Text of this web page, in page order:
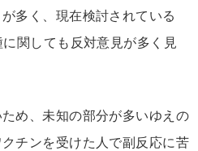
多く、現在検討されている
関しても反対意見が多く見
め、未知の部分が多いゆえの
チンを受けた人で副反応に苦